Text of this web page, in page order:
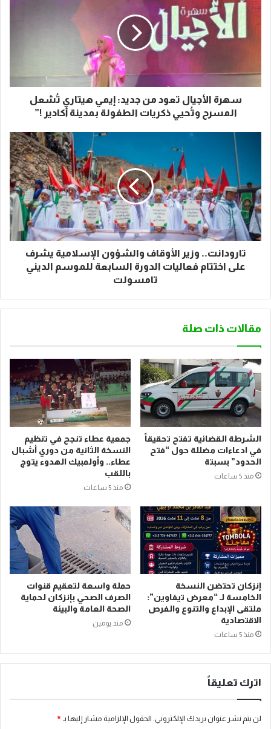
سهرة الأجيال تعود من جديد: إيمي هيتاري تُشعل
المسرح وتُحيي ذكريات الطفولة بمدينة أكادير !”
تارودانت.. وزير الأوقاف والشؤون الإسلامية يشرف
على اختتام فعاليات الدورة السابعة للموسم الديني
تامسولت
مقالات ذات صلة
الشرطة القضائية تفتح تحقيقاً
في ادعاءات مضللة حول “فتح
الحدود” بسبتة
منذ 5 ساعات
جمعية عطاء تنجح في تنظيم
النسخة الثانية من دوري أشبال
عطاء.. وأولمبيك الهدوء يتوج
باللقب
منذ 5 ساعات
إنزكان تحتضن النسخة
الخامسة لـ “معرض تيفاوين”:
ملتقى الإبداع والتنوع والفرص
الاقتصادية
منذ 5 ساعات
حملة واسعة لتعقيم قنوات
الصرف الصحي بإنزكان لحماية
الصحة العامة والبيئة
منذ يومين
اترك تعليقاً
لن يتم نشر عنوان بريدك الإلكتروني. الحقول الإلزامية مشار إليها بـ *